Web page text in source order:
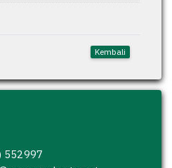
Kembali
552997